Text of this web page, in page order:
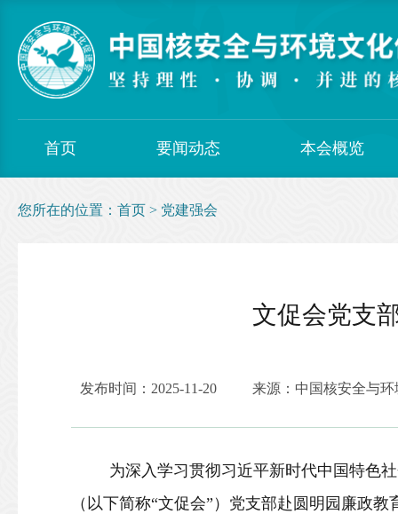
首页 要闻动态 本会概览
您所在的位置： 首页 > 党建强会
文促会党支
发布时间：2025-11-20 来源：中国核安全与
为深入学习贯彻习近平新时代中国特色
（以下简称“文促会”）党支部赴圆明园廉政